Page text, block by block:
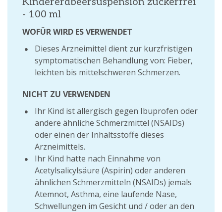
- 100 ml
WOFÜR WIRD ES VERWENDET
Dieses Arzneimittel dient zur kurzfristigen
symptomatischen Behandlung von: Fieber,
leichten bis mittelschweren Schmerzen.
NICHT ZU VERWENDEN
Ihr Kind ist allergisch gegen Ibuprofen oder
andere ähnliche Schmerzmittel (NSAIDs)
oder einen der Inhaltsstoffe dieses
Arzneimittels.
Ihr Kind hatte nach Einnahme von
Acetylsalicylsäure (Aspirin) oder anderen
ähnlichen Schmerzmitteln (NSAIDs) jemals
Atemnot, Asthma, eine laufende Nase,
Schwellungen im Gesicht und / oder an den